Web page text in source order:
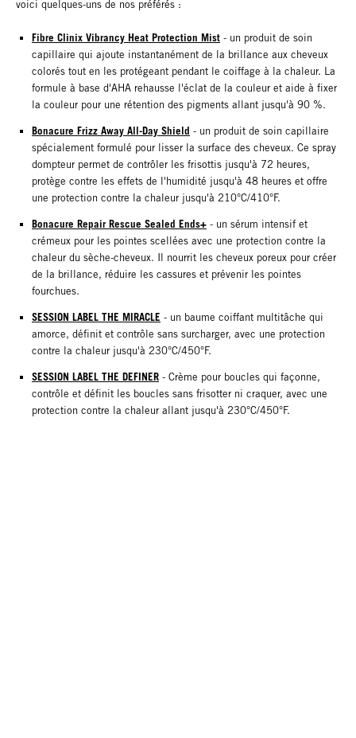
voici quelques-uns de nos préférés :
Fibre Clinix Vibrancy Heat Protection Mist - un produit de soin
capillaire qui ajoute instantanément de la brillance aux cheveux
colorés tout en les protégeant pendant le coiffage à la chaleur. La
formule à base d'AHA rehausse l'éclat de la couleur et aide à fixer
la couleur pour une rétention des pigments allant jusqu'à 90 %.
Bonacure Frizz Away All-Day Shield - un produit de soin capillaire
spécialement formulé pour lisser la surface des cheveux. Ce spray
dompteur permet de contrôler les frisottis jusqu'à 72 heures,
protège contre les effets de l'humidité jusqu'à 48 heures et offre
une protection contre la chaleur jusqu'à 210°C/410°F.
Bonacure Repair Rescue Sealed Ends+ - un sérum intensif et
crémeux pour les pointes scellées avec une protection contre la
chaleur du sèche-cheveux. Il nourrit les cheveux poreux pour créer
de la brillance, réduire les cassures et prévenir les pointes
fourchues.
SESSION LABEL THE MIRACLE - un baume coiffant multitâche qui
amorce, définit et contrôle sans surcharger, avec une protection
contre la chaleur jusqu'à 230°C/450°F.
SESSION LABEL THE DEFINER - Crème pour boucles qui façonne,
contrôle et définit les boucles sans frisotter ni craquer, avec une
protection contre la chaleur allant jusqu'à 230°C/450°F.